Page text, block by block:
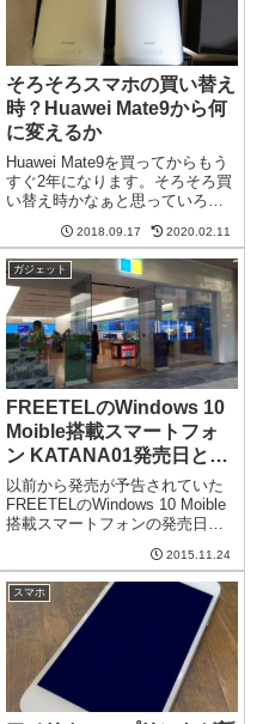
そろそろスマホの買い替え
時？Huawei Mate9から何
に変えるか
Huawei Mate9を買ってからもう
すぐ2年になります。そろそろ買
い替え時かなぁと思っていろい
れ！というのがないのが苦しい
ところです。2年間快適に過ごせ
たMate 9Huawei Mate9は私とし
ては初めて...
2018.09.17 2020.02.11
ガジェット
FREETELのWindows 10
Moible搭載スマートフォ
ン KATANA01発売日と予
約開始日が決定 価格は大
幅値下げ
以前から発売が予告されていた
FREETELのWindows 10 Moible
搭載スマートフォンの発売日が
下げというサプライズ付きで
す。KATANA01は11月30日発
売、価格は19,800円から12,800
円に...
2015.11.24
スマホ